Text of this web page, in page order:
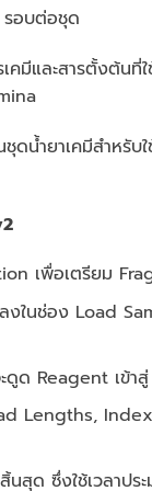
รอบต่อชุด
มีและสารตั้งต้นที่ใ
ชุดน้ำยาเคมีสําหรับ
เพื่อเตรียม
นช่อง Load
ด Reagent เข้า
Lengths,
สุด ซึ่งใช้เวลาปร